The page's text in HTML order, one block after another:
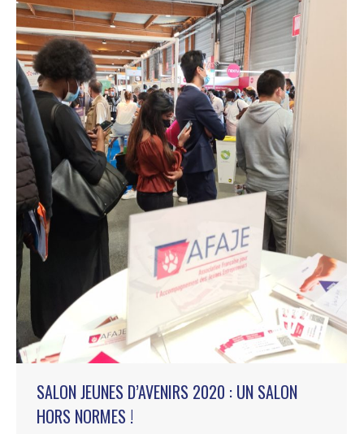
SALON JEUNES D’AVENIRS 2020 : UN SALON
HORS NORMES !